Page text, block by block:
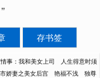
存书签
事：我和美女上司
人生得意时须
娇妻之美女后宫 艳福不浅
独尊